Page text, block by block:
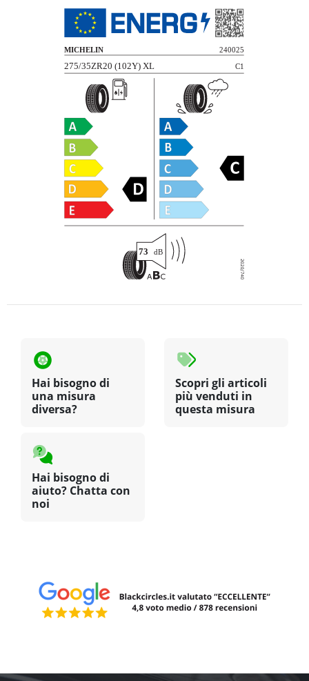
Hai bisogno di
una misura
diversa?
Scopri gli articoli
più venduti in
questa misura
Hai bisogno di
aiuto? Chatta con
noi